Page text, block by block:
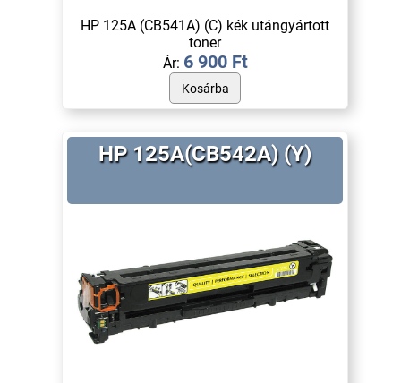
HP 125A (CB541A) (C) kék utángyártott
toner
Ár: 6 900 Ft
HP 125A(CB542A) (Y)